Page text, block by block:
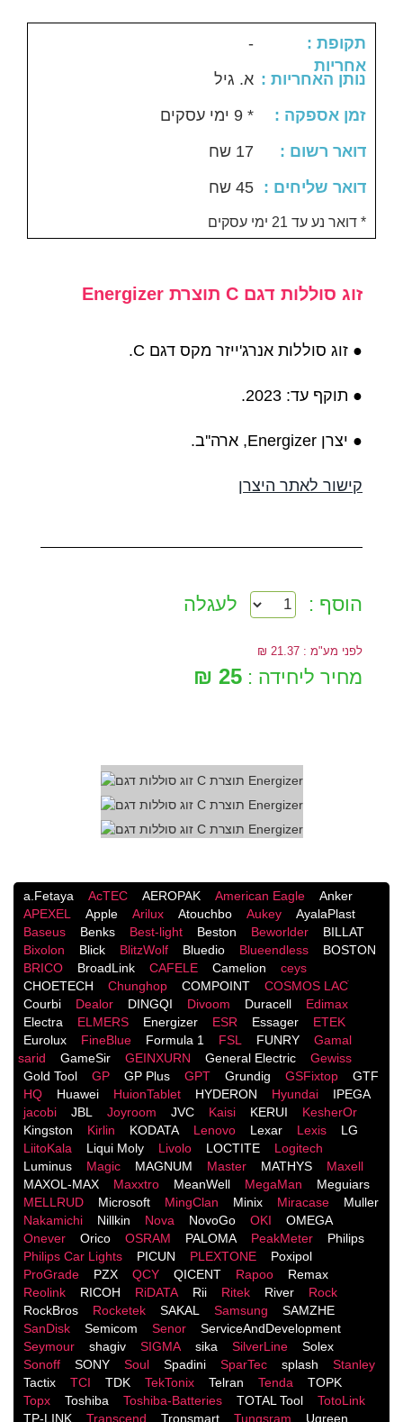
: תקופת
אחריות
-
: נותן האחריות
א. גיל
: זמן אספקה
* 9 ימי עסקים
: דואר רשום
17 שח
: דואר שליחים
45 שח
דואר נע עד 21 ימי עסקים *
זוג סוללות דגם C תוצרת Energizer
● זוג סוללות אנרג'ייזר מקס דגם C.
● תוקף עד: 2023.
● יצרן Energizer, ארה''ב.
קישור לאתר היצרן
הוסף : לעגלה
לפני מע"מ : 21.37 ₪
מחיר ליחידה : 25 ₪
a.Fetaya AcTEC AEROPAK American Eagle
Anker
APEXEL
Apple Arilux Atouchbo Aukey
AyalaPlast
Baseus
Benks Best-light Beston Beworlder
BILLAT
Bixolon
Blick BlitzWolf Bluedio Blueendless
BOSTON
BRICO
BroadLink CAFELE Camelion
ceys
CHOETECH
Chunghop COMPOINT
COSMOS LACֹ
Courbi
Dealor DINGQI Divoom Duracell
Edimax
Electra
ELMERS Energizer ESR Essager
ETEK
Eurolux
FineBlue Formula 1 FSL FUNRY
Gamal
sarid
GameSir GEINXURN General Electric
Gewiss
Gold Tool
GP GP Plus GPT Grundig GSFixtop
GTF
HQ
Huawei HuionTablet HYDERON Hyundai
IPEGA
jacobi
JBL Joyroom JVC Kaisi KERUI
KesherOr
Kingston
Kirlin KODATA Lenovo Lexar Lexis
LG
LiitoKala
Liqui Moly Livolo LOCTITE
Logitech
Luminus
Magic MAGNUM Master MATHYS
Maxell
MAXOL-MAX
Maxxtro MeanWell MegaMan
Meguiars
MELLRUD
Microsoft MingClan Minix Miracase
Muller
Nakamichi
Nillkin Nova NovoGo OKI
OMEGA
Onever
Orico OSRAM PALOMA PeakMeter
Philips
Philips Car Lights
PICUN PLEXTONE
Poxipol
ProGrade
PZX QCY QICENT Rapoo
Remax
Reolink
RICOH RiDATA Rii Ritek River
Rock
RockBros
Rocketek SAKAL Samsung
SAMZHE
SanDisk
Semicom Senor
ServiceAndDevelopment
Seymour
shagiv SIGMA sika SilverLine
Solex
Sonoff
SONY Soul Spadini SparTec splash
Stanley
Tactix
TCI TDK TekTonix Telran Tenda
TOPK
Topx
Toshiba Toshiba-Batteries TOTAL Tool
TotoLink
TP-LINK
Transcend Tronsmart Tungsram Ugreen